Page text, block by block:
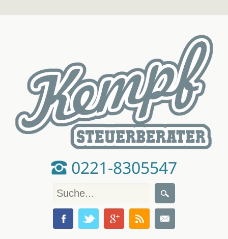
0221-8305547